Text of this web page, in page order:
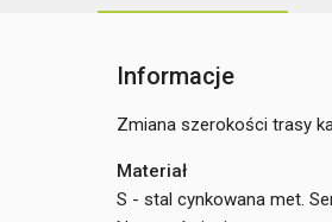
Informacje
Zmiana szerokości trasy
Materiał
S - stal cynkowana met.